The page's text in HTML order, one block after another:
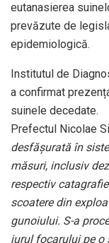
eutanasierea
prevăzute de
epidemiologică.
Institutul de
a confirmat
suinele decedate.
Prefectul Nicolae
desfășurată în
măsuri, inclusiv
respectiv
scoatere din
gunoiului. S-a
jurul focarului pe o